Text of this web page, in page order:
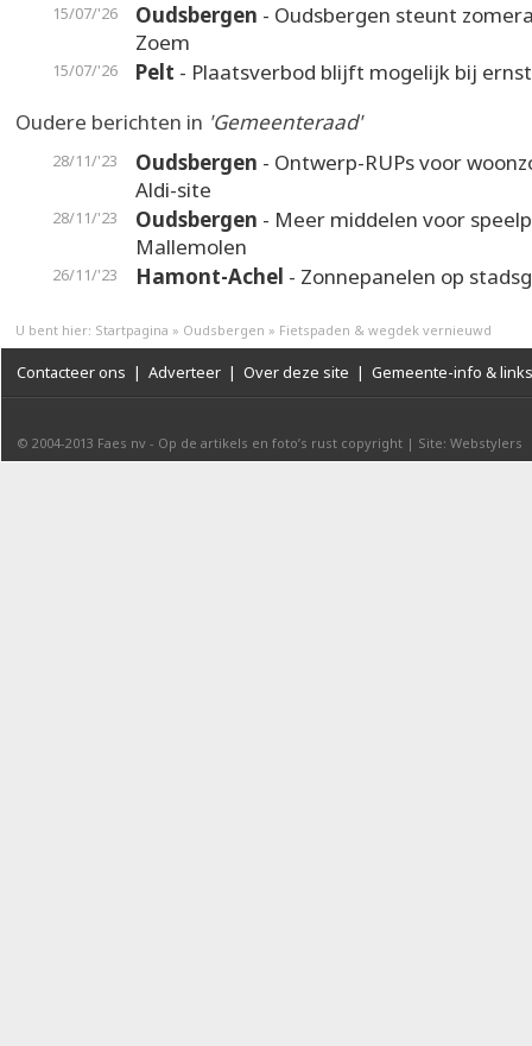
15/07/'26 Oudsbergen - Oudsbergen steunt
Zoem
15/07/'26 Pelt - Plaatsverbod blijft mogelijk bij
Oudere berichten in 'Gemeenteraad'
28/11/'23 Oudsbergen - Ontwerp-RUPs voor
Aldi-site
28/11/'23 Oudsbergen - Meer middelen voor
Mallemolen
26/11/'23 Hamont-Achel - Zonnepanelen op
U bent hier: Startpagina » Oudsbergen » Fietspaden & wegdek vernieuwd
Contacteer ons | Adverteer | Over deze site | Gemeente-info & links
© 2004-2013 Faes nv - Op de artikels en foto’s rust copyright | Site: Webstylers